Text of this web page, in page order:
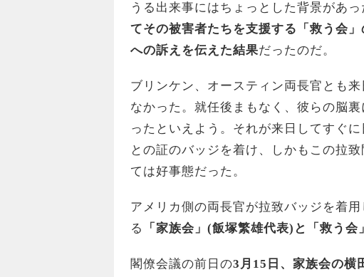
うる出来事にはちょっとした背景があっ
てその被害者たちを支援する「救う会
への訴えを伝えた結果だったのだ。
ブリンケン、オースティン両長官とも
なかった。就任後まもなく、彼らの脳
ったといえよう。それが来日してすぐ
との証のバッジを着け、しかもこの拉
ては好事態だった。
アメリカ側の両長官が拉致バッジを着
る
「家族会」(飯塚繁雄代表)と「救う
閣僚会議の前日の3月15日、家族会の横